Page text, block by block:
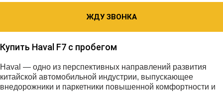
ЖДУ ЗВОНКА
Купить Haval F7 с пробегом
Haval — одно из перспективных направлений развития
китайской автомобильной индустрии, выпускающее
внедорожники и паркетники повышенной комфортности и